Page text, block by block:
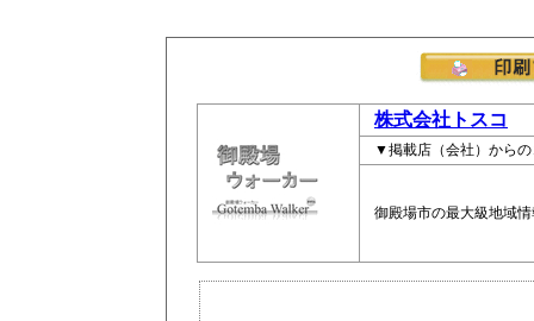
株式会社トスコ
▼掲載店（会社）から
御殿場市の最大級地域